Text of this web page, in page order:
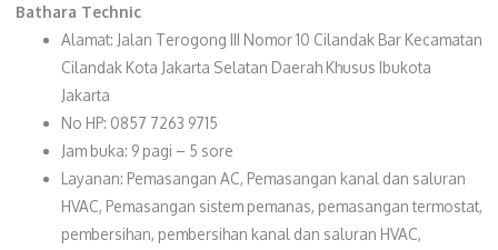
Bathara Technic
Alamat: Jalan Terogong III Nomor 10 Cilandak Bar Kecamatan
Cilandak Kota Jakarta Selatan Daerah Khusus Ibukota
Jakarta
No HP: 0857 7263 9715
Jam buka: 9 pagi – 5 sore
Layanan: Pemasangan AC, Pemasangan kanal dan saluran
HVAC, Pemasangan sistem pemanas, pemasangan termostat,
pembersihan, pembersihan kanal dan saluran HVAC,